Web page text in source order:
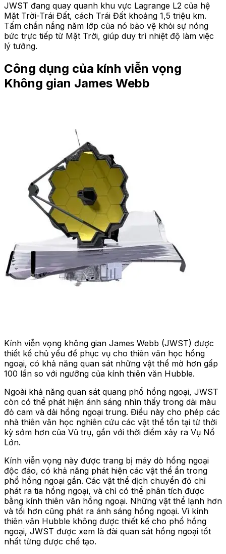
JWST đang quay quanh khu vực Lagrange L2 của hệ
Mặt Trời-Trái Đất, cách Trái Đất khoảng 1,5 triệu km.
Tấm chắn nắng năm lớp của nó bảo vệ khỏi sự nóng
bức trực tiếp từ Mặt Trời, giúp duy trì nhiệt độ làm việc
lý tưởng.
Công dụng của kính viễn vọng
Không gian James Webb
Kính viễn vọng không gian James Webb (JWST) được
thiết kế chủ yếu để phục vụ cho thiên văn học hồng
ngoại, có khả năng quan sát những vật thể mờ hơn gấp
100 lần so với ngưỡng của kính thiên văn Hubble.
Ngoài khả năng quan sát quang phổ hồng ngoại, JWST
còn có thể phát hiện ánh sáng nhìn thấy trong dải màu
đỏ cam và dải hồng ngoại trung. Điều này cho phép các
nhà thiên văn học nghiên cứu các vật thể tồn tại từ thời
kỳ sớm hơn của Vũ trụ, gần với thời điểm xảy ra Vụ Nổ
Lớn.
Kính viễn vọng này được trang bị máy dò hồng ngoại
độc đáo, có khả năng phát hiện các vật thể ẩn trong
phổ hồng ngoại gần. Các vật thể dịch chuyển đỏ chỉ
phát ra tia hồng ngoại, và chỉ có thể phân tích được
bằng kính thiên văn hồng ngoại. Những vật thể lạnh hơn
và tối hơn cũng phát ra ánh sáng hồng ngoại. Vì kính
thiên văn Hubble không được thiết kế cho phổ hồng
ngoại, JWST được xem là đài quan sát hồng ngoại tốt
nhất từng được chế tạo.